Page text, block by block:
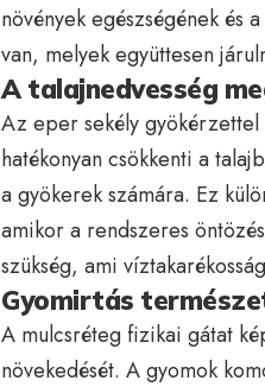
növények egészségének és
van, melyek együttesen
A talajnedvesség
Az eper sekély
hatékonyan csökkenti a
a gyökerek számára. Ez
amikor a rendszeres
szükség, ami
Gyomirtás
A mulcsréteg fizikai gátat
növekedését. A gyomok